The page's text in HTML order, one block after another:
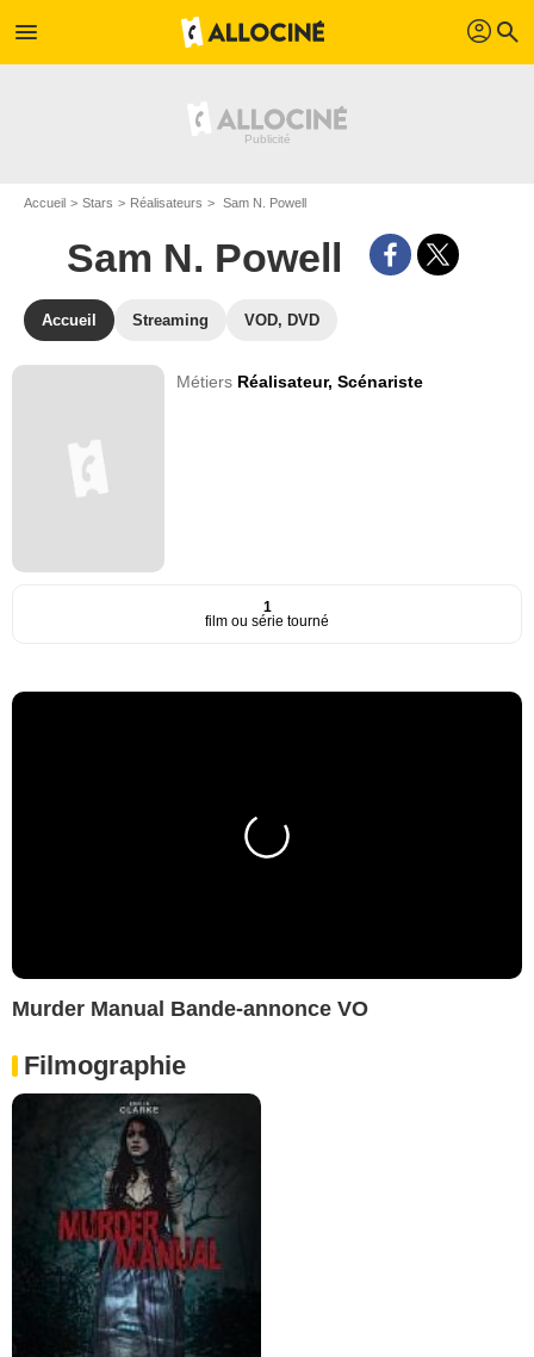
menu profil search
Accueil Stars Réalisateurs Sam N. Powell
Sam N. Powell
Accueil Streaming VOD, DVD
Métiers Réalisateur,Scénariste
1
film ou série tourné
Murder Manual Bande-annonce VO
Filmographie